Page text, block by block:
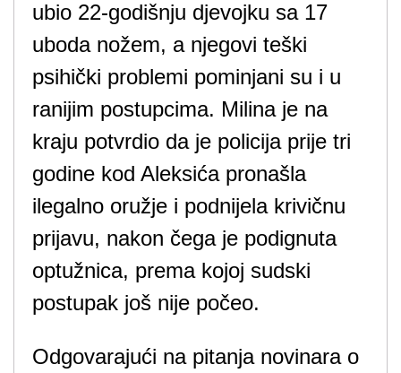
ubio 22-godišnju djevojku sa 17
uboda nožem, a njegovi teški
psihički problemi pominjani su i u
ranijim postupcima. Milina je na
kraju potvrdio da je policija prije tri
godine kod Aleksića pronašla
ilegalno oružje i podnijela krivičnu
prijavu, nakon čega je podignuta
optužnica, prema kojoj sudski
postupak još nije počeo.
Odgovarajući na pitanja novinara o